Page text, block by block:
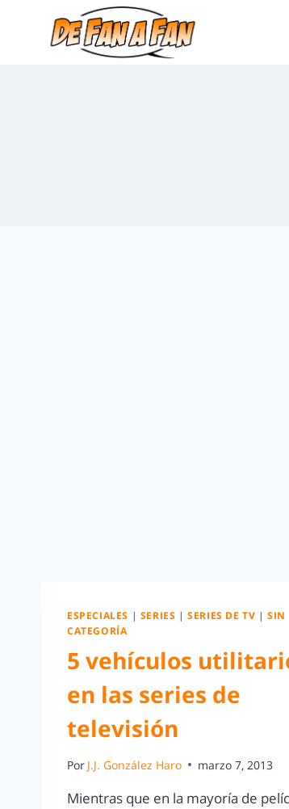
ESPECIALES | SERIES |SERIES DE TV |SIN
CATEGORÍA
5 vehículos
en las series de
televisión
Por J.J. González Haro marzo 7, 2013
Mientras que en la mayoría de